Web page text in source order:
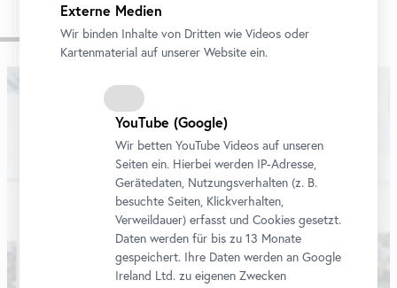
Biografie
Externe Medien
Wir binden Inhalte von Dritten wie Videos oder
Kartenmaterial auf unserer Website ein.
YouTube (Google)
Wir bettenYouTube Videos auf unseren
Seiten ein. Hierbei werden IP-Adresse,
Gerätedaten, Nutzungsverhalten (z. B.
besuchte Seiten, Klickverhalten,
Verweildauer) erfasst und Cookies gesetzt.
Daten werden für bis zu 13 Monate
gespeichert. Ihre Daten werden an Google
Ireland Ltd. zu eigenen Zwecken